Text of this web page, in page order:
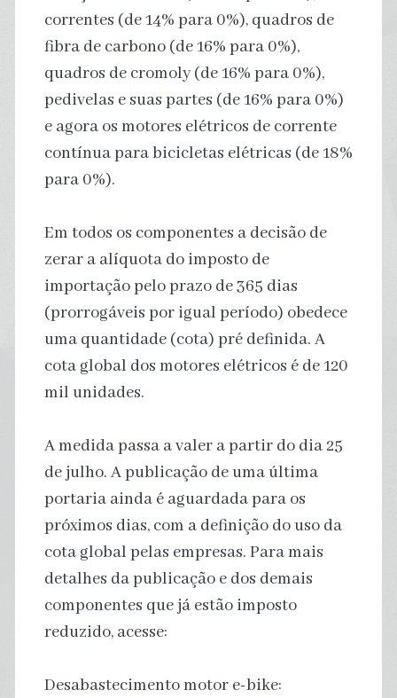
correntes (de 14% para 0%), quadros de
fibra de carbono (de 16% para 0%),
quadros de cromoly (de 16% para 0%),
pedivelas e suas partes (de 16% para 0%)
e agora os motores elétricos de corrente
contínua para bicicletas elétricas (de 18%
para 0%).
Em todos os componentes a decisão de
zerar a alíquota do imposto de
importação pelo prazo de 365 dias
(prorrogáveis por igual período) obedece
uma quantidade (cota) pré definida. A
cota global dos motores elétricos é de 120
mil unidades.
A medida passa a valer a partir do dia 25
de julho. A publicação de uma última
portaria ainda é aguardada para os
próximos dias, com a definição do uso da
cota global pelas empresas. Para mais
detalhes da publicação e dos demais
componentes que já estão imposto
reduzido, acesse:
Desabastecimento motor e-bike: